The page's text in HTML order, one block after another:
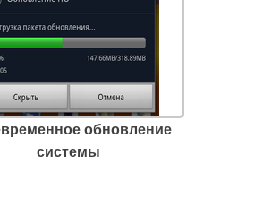
обновление
системы